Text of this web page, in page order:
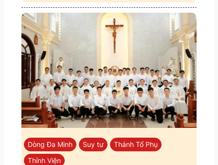
Dòng Đa Minh Suy tư
Thánh Tổ Phụ
Thỉnh Viện